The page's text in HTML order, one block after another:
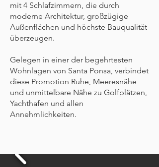
mit 4 Schlafzimmern, die durch
moderne Architektur, großzügige
Außenflächen und höchste Bauqualität
überzeugen.
Gelegen in einer der begehrtesten
Wohnlagen von Santa Ponsa, verbindet
diese Promotion Ruhe, Meeresnähe
und unmittelbare Nähe zu Golfplätzen,
Yachthafen und allen
Annehmlichkeiten.